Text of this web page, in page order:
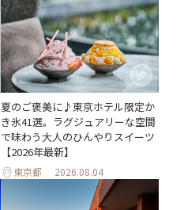
夏のご褒美に♪東京ホテル限定か
き氷41選。ラグジュアリーな空間
で味わう大人のひんやりスイーツ
【2026年最新】
東京都 2026.08.04